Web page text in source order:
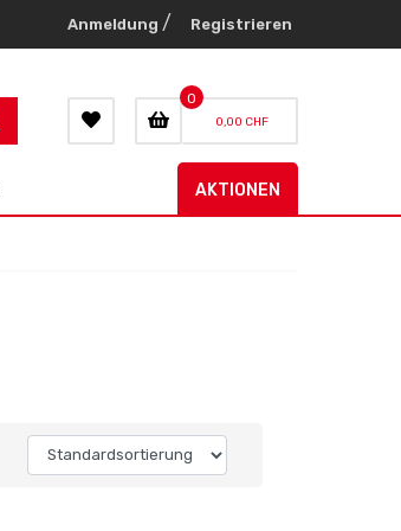
Anmeldung / Registrieren
0
0,00 CHF
AKTIONEN